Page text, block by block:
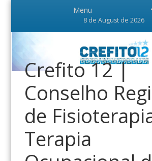
8 de August de 2026
Crefito 12 |
Conselho
de
Terapia